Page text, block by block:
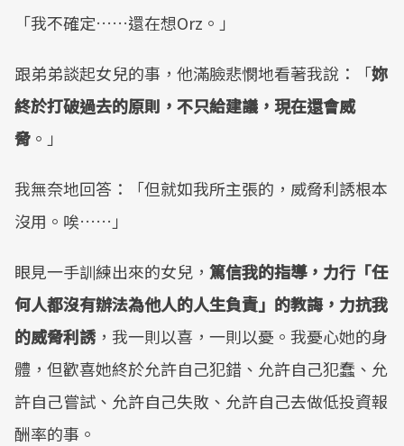
「我不確定……還在想Orz。」
跟弟弟談起女兒的事，他滿臉悲憫地看著我說：「妳
終於打破過去的原則，不只給建議，現在還會威
脅 。」
我無奈地回答：「但就如我所主張的，威脅利誘根本
沒用。唉……」
眼見一手訓練出來的女兒， 篤信我的指導，力行「任
何人都沒有辦法為他人的人生負責」的教誨，力抗我
的威脅利誘 ，我一則以喜，一則以憂。我憂心她的身
體，但歡喜她終於允許自己犯錯、允許自己犯蠢、允
許自己嘗試、允許自己失敗、允許自己去做低投資報
酬率的事。